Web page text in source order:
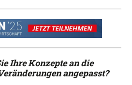
Ihre Konzepte an die
angepasst?